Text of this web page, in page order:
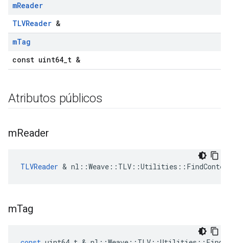
mReader
TLVReader &
mTag
const uint64_t &
Atributos públicos
mReader
TLVReader &
mTag